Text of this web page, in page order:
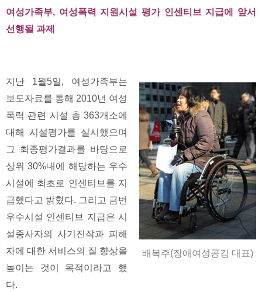
여성가족부, 여성폭력 지원시설 평가 인센티브 지급에 앞서
선행될 과제
배복주(장애여성공감 대표)
지난 1월5일, 여성가족부는
보도자료를 통해 2010년 여성
폭력 관련 시설 총 363개소에
대해 시설평가를 실시했으며
그 최종평가결과를 바탕으로
상위 30%내에 해당하는 우수
시설에 최초로 인센티브를 지
급했다고 밝혔다. 그리고 금번
우수시설 인센티브 지급은 시
설종사자의 사기진작과 피해
자에 대한 서비스의 질 향상을
높이는 것이 목적이라고 했
다.